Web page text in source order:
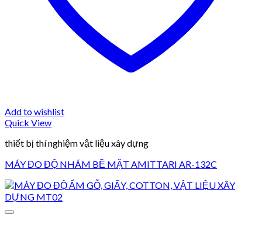
Add to wishlist
Quick View
thiết bị thí nghiệm vật liệu xây dựng
MÁY ĐO ĐỘ NHÁM BỀ MẶT AMITTARI AR-132C